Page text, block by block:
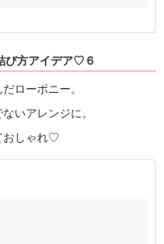
び方アイデア♡６
ローポニー。
いアレンジに。
おしゃれ♡